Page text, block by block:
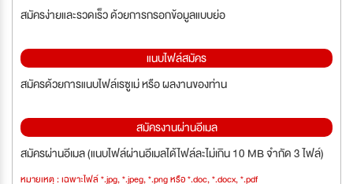
สมัครง่ายและรวดเร็ว ด้วยการกรอกข้อมูลแบบย่อ
แนบไฟล์สมัคร
สมัครด้วยการแนบไฟล์เรซูเม่ หรือ ผลงานของท่าน
สมัครงานผ่านอีเมล
สมัครผ่านอีเมล (แนบไฟล์ผ่านอีเมลได้ไฟล์ละไม่เกิน 10 MB จำกัด 3 ไฟล์)
หมายเหตุ : เฉพาะไฟล์ *.jpg, *.jpeg, *.png หรือ *.doc, *.docx, *.pdf